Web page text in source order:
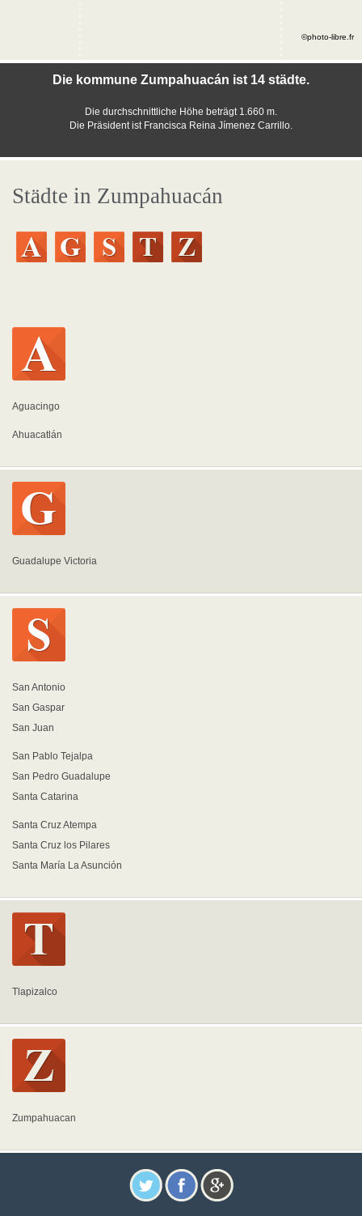
Die kommune Zumpahuacán ist 14 städte.
Die durchschnittliche Höhe beträgt 1.660 m.
Die Präsident ist Francisca Reina Jímenez Carrillo.
©photo-libre.fr
Städte in Zumpahuacán
Aguacingo
Ahuacatlán
Guadalupe Victoria
San Antonio
San Gaspar
San Juan
San Pablo Tejalpa
San Pedro Guadalupe
Santa Catarina
Santa Cruz Atempa
Santa Cruz los Pilares
Santa María La Asunción
Tlapizalco
Zumpahuacan